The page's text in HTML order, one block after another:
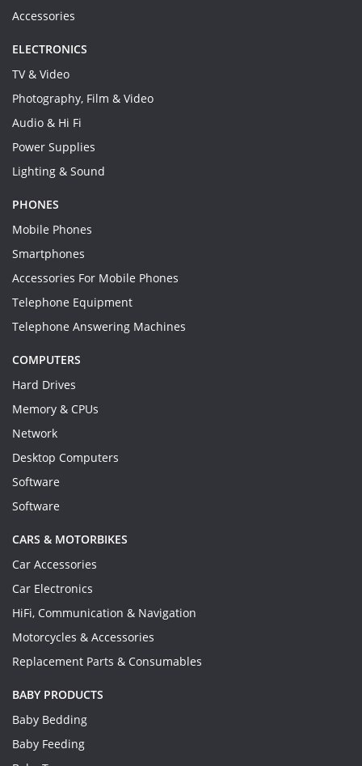
Accessories
ELECTRONICS
TV & Video
Photography, Film & Video
Audio & Hi Fi
Power Supplies
Lighting & Sound
PHONES
Mobile Phones
Smartphones
Accessories For Mobile Phones
Telephone Equipment
Telephone Answering Machines
COMPUTERS
Hard Drives
Memory & CPUs
Network
Desktop Computers
Software
Software
CARS & MOTORBIKES
Car Accessories
Car Electronics
HiFi, Communication & Navigation
Motorcycles & Accessories
Replacement Parts & Consumables
BABY PRODUCTS
Baby Bedding
Baby Feeding